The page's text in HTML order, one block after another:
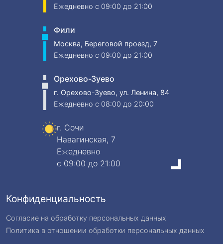
Ежедневно c 09:00 до 21:00
Фили
Москва, Береговой проезд, 7
Ежедневно c 09:00 до 21:00
Орехово-Зуево
г. Орехово-Зуево, ул. Ленина, 84
Ежедневно c 08:00 до 20:00
г. Сочи
Навагинская, 7
Ежедневно
c 09:00 до 21:00
Конфиденциальность
Согласие на обработку персональных данных
Политика в отношении обработки персональных данных